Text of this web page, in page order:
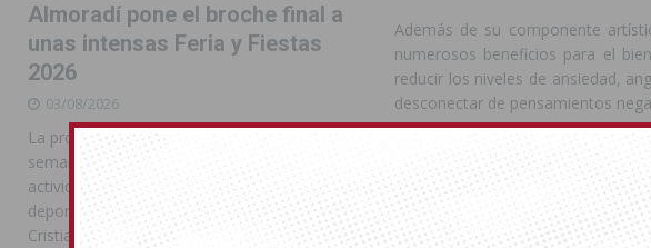
Además de su componente
numerosos beneficios para el
reducir los niveles de ansiedad,
desconectar de pensamientos
La participación en el taller es
material necesario para trabajar
entre 20 y 25 euros
e incluye
participante), un paquete de
Almoradí pone el broche final a
unas intensas Feria y Fiestas
2026
03/08/2026
La programación reunió durante más de una
semana actos institucionales, conciertos,
actividades familiares, competiciones
deportivas y las celebraciones de Moros y
Cristianos Compártelo: Comparte en Facebook